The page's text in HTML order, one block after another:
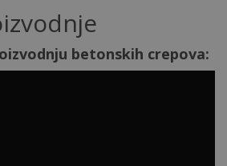
betonskih crepova: